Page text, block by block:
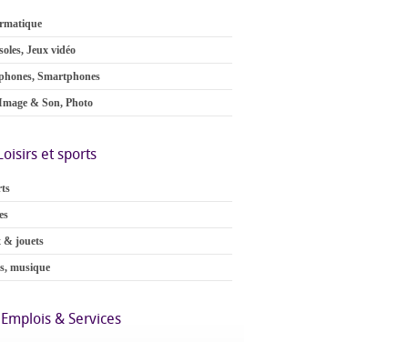
Jeux vidéo
Smartphones
& Son, Photo
et sports
& jouets
musique
Emplois & Services